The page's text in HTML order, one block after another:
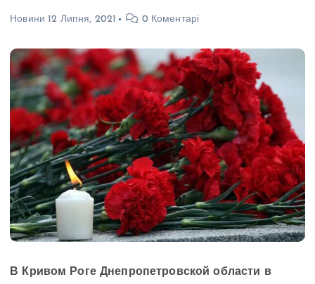
Новини 12 Липня, 2021 0 Коментарі
В Кривом Роге Днепропетровской области в